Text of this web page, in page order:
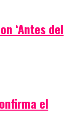
‘Antes del
el